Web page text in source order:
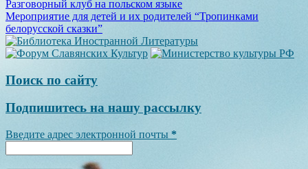
Навигация
по
записям
Разговорный клуб на польском языке
Мероприятие для детей и их родителей “Тропинками
белорусской сказки”
Поиск по сайту
Подпишитесь на нашу рассылку
Введите адрес электронной почты *